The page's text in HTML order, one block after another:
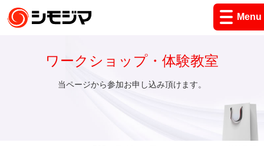
Menu
ワークショップ・体験教室
当ページから参加お申し込み頂けます。